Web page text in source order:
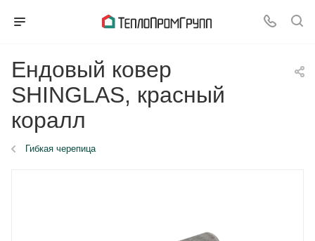
Ендовый ковер
SHINGLAS, красный
коралл
Гибкая черепица